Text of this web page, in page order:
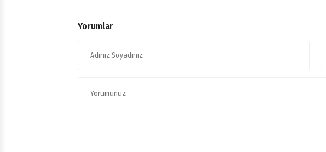
Yorumlar